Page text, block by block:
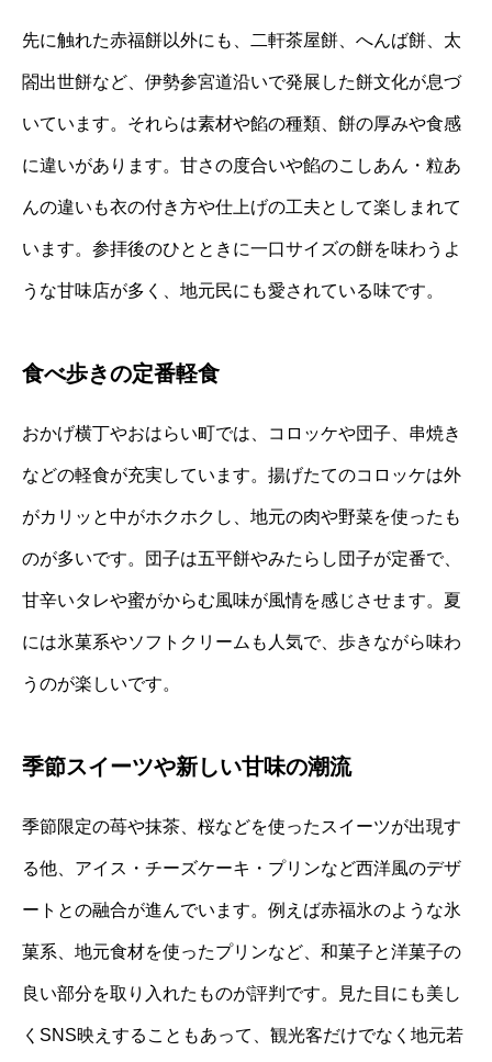
先に触れた赤福餅以外にも、二軒茶屋餅、へんば餅、太
閤出世餅など、伊勢参宮道沿いで発展した餅文化が息づ
いています。それらは素材や餡の種類、餅の厚みや食感
に違いがあります。甘さの度合いや餡のこしあん・粒あ
んの違いも衣の付き方や仕上げの工夫として楽しまれて
います。参拝後のひとときに一口サイズの餅を味わうよ
うな甘味店が多く、地元民にも愛されている味です。
食べ歩きの定番軽食
おかげ横丁やおはらい町では、コロッケや団子、串焼き
などの軽食が充実しています。揚げたてのコロッケは外
がカリッと中がホクホクし、地元の肉や野菜を使ったも
のが多いです。団子は五平餅やみたらし団子が定番で、
甘辛いタレや蜜がからむ風味が風情を感じさせます。夏
には氷菓系やソフトクリームも人気で、歩きながら味わ
うのが楽しいです。
季節スイーツや新しい甘味の潮流
季節限定の苺や抹茶、桜などを使ったスイーツが出現す
る他、アイス・チーズケーキ・プリンなど西洋風のデザ
ートとの融合が進んでいます。例えば赤福氷のような氷
菓系、地元食材を使ったプリンなど、和菓子と洋菓子の
良い部分を取り入れたものが評判です。見た目にも美し
くSNS映えすることもあって、観光客だけでなく地元若